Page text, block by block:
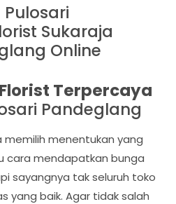
Sukaraja
Online
Terpercaya
Pandeglang
memilih menentukan yang
cara mendapatkan bunga
sayangnya tak seluruh toko
yang baik. Agar tidak salah